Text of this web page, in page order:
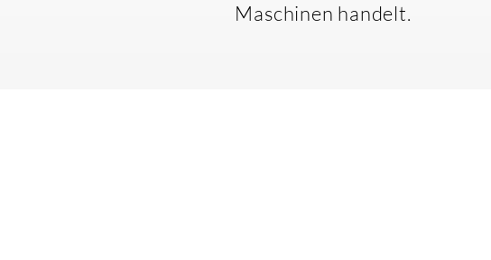
Maschinen handelt.